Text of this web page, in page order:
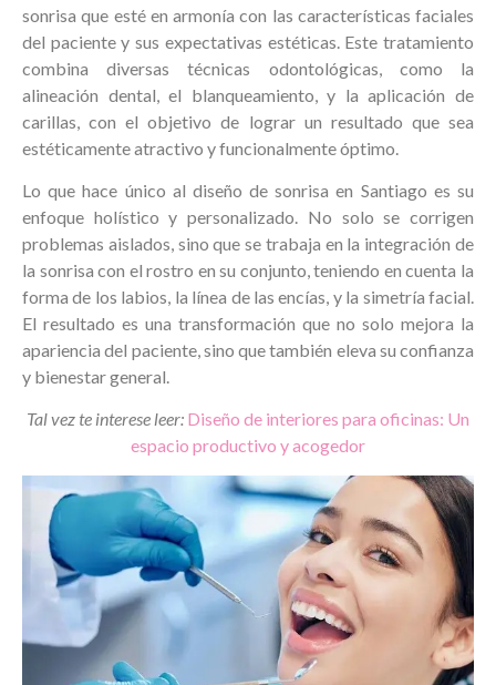
sonrisa que esté en armonía con las características faciales
del paciente y sus expectativas estéticas. Este tratamiento
combina diversas técnicas odontológicas, como la
alineación dental, el blanqueamiento, y la aplicación de
carillas, con el objetivo de lograr un resultado que sea
estéticamente atractivo y funcionalmente óptimo.
Lo que hace único al diseño de sonrisa en Santiago es su
enfoque holístico y personalizado. No solo se corrigen
problemas aislados, sino que se trabaja en la integración de
la sonrisa con el rostro en su conjunto, teniendo en cuenta la
forma de los labios, la línea de las encías, y la simetría facial.
El resultado es una transformación que no solo mejora la
apariencia del paciente, sino que también eleva su confianza
y bienestar general.
Tal vez te interese leer: Diseño de interiores para oficinas: Un
espacio productivo y acogedor